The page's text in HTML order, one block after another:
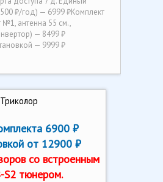
₽/год) — 6999 ₽Комплект
антенна 55 см.,
— 8499 ₽
— 9999 ₽
6900 ₽
от 12900 ₽
со встроенным
S2 тюнером.